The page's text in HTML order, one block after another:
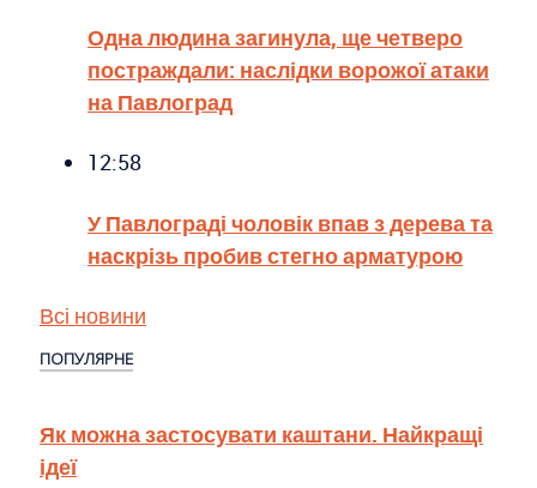
Одна людина загинула, ще четверо
постраждали: наслідки ворожої атаки
на Павлоград
12:58
У Павлограді чоловік впав з дерева та
наскрізь пробив стегно арматурою
Всі новини
ПОПУЛЯРНЕ
Як можна застосувати каштани. Найкращі
ідеї